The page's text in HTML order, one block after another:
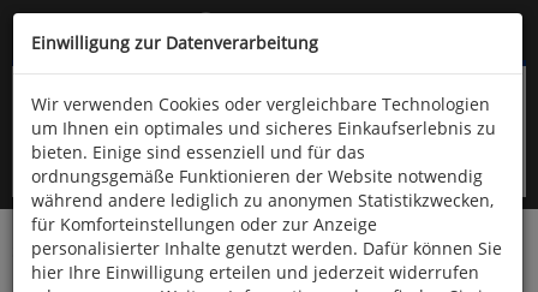
Kompletten Head der Seite überspringen
oder (06766) 9323-960
Startseite Bücher Downloads
Zeitschriften
Der Falke
Einwilligung zur Datenverarbeitung
Wir verwenden Cookies oder vergleichbare Technologien
um Ihnen ein optimales und sicheres Einkaufserlebnis zu
bieten. Einige sind essenziell und für das
ordnungsgemäße Funktionieren der Website notwendig
während andere lediglich zu anonymen Statistikzwecken,
für Komforteinstellungen oder zur Anzeige
personalisierter Inhalte genutzt werden. Dafür können Sie
hier Ihre Einwilligung erteilen und jederzeit widerrufen